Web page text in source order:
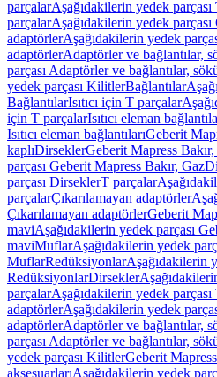
parçalarAşağıdakilerin yedek
parçalarAşağıdakilerin yedek
adaptörlerAşağıdakilerin yedek
adaptörlerAdaptörler ve bağlantılar,
parçası Adaptörler ve bağlantılar,
yedek parçası KilitlerBağlantılar
BağlantılarIsıtıcı için T parçalar
için T parçalarIsıtıcı eleman
Isıtıcı eleman bağlantılarıGeberit
kaplıDirseklerGeberit Mapress
parçası Geberit Mapress Bakır, Gaz
parçası DirseklerT parçalar
parçalarÇıkarılamayan adaptörler
Çıkarılamayan adaptörlerGeberit
maviAşağıdakilerin yedek parçası
maviMuflarAşağıdakilerin yedek
MuflarRedüksiyonlarAşağıdakilerin
RedüksiyonlarDirsekler
parçalarAşağıdakilerin yedek
adaptörlerAşağıdakilerin yedek
adaptörlerAdaptörler ve bağlantılar,
parçası Adaptörler ve bağlantılar,
yedek parçası KilitlerGeberit
aksesuarlarıAşağıdakilerin yedek